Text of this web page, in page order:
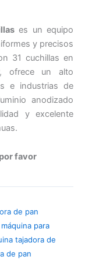
es un equipo
y precisos
31 cuchillas en
ofrece un alto
e industrias de
anodizado
y excelente
favor
de pan
máquina para
tajadora de
de pan